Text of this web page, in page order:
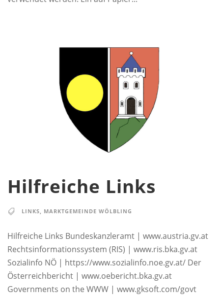
Hilfreiche Links
LINKS MARKTGEMEINDE WÖLBLING
Hilfreiche Links Bundeskanzleramt | www.austria.gv.at
Rechtsinformationssystem (RIS) | www.ris.bka.gv.at
Sozialinfo NÖ | https://www.sozialinfo.noe.gv.at/ Der
Österreichbericht | www.oebericht.bka.gv.at
Governments on the WWW | www.gksoft.com/govt